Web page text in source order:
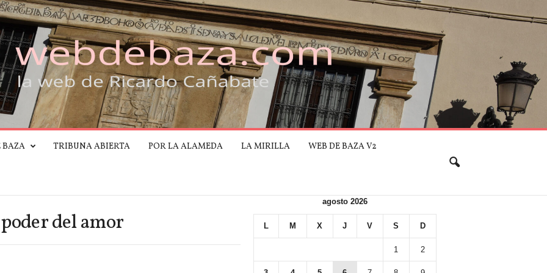
BAZA TRIBUNA ABIERTA POR LA ALAMEDA LA MIRILLA WEB DE BAZA V2
del amor
agosto 2026
L M X J V S D
1 2